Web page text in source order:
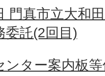
門真市立大和
委託(2回目)
ンター案内板